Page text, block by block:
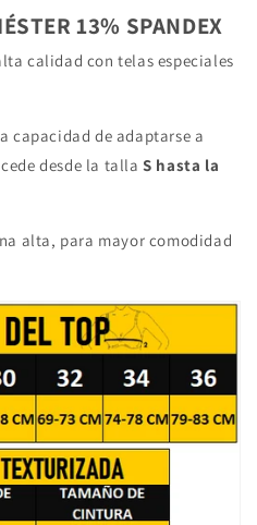
13% SPANDEX
calidad con telas especiales
capacidad de adaptarse a
desde la tallaS hasta la
alta, para mayor comodidad